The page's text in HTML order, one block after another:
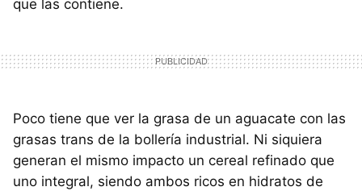
que las contiene.
Poco tiene que ver la grasa de un aguacate con las
grasas trans de la bollería industrial. Ni siquiera
generan el mismo impacto un cereal refinado que
uno integral, siendo ambos ricos en hidratos de